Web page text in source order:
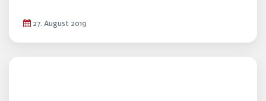
27. August 2019